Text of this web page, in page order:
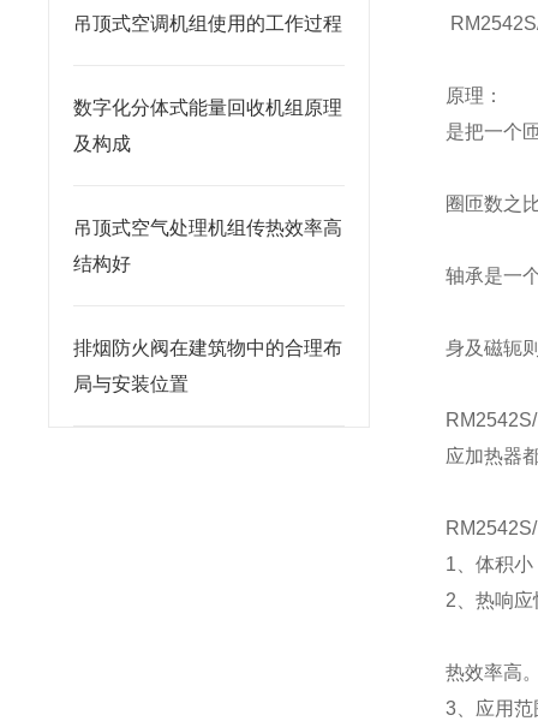
吊顶式空调机组使用的工作过程
数字化分体式能量回收机组原理
及构成
吊顶式空气处理机组传热效率高
结构好
排烟防火阀在建筑物中的合理布
局与安装位置
原理：
是把一个
圈匝数之
轴承是一
身及磁轭
应加热器
1、体积
2、热响
热效率高
3、应用